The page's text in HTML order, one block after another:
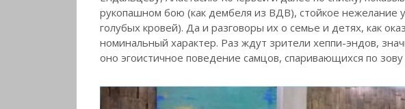
рукопашном бою (как дембеля из ВДВ), стойкое нежелание
голубых кровей). Да и разговоры их о семье и детях, как
номинальный характер. Раз ждут зрители хеппи-эндов,
оно эгоистичное поведение самцов, спаривающихся по